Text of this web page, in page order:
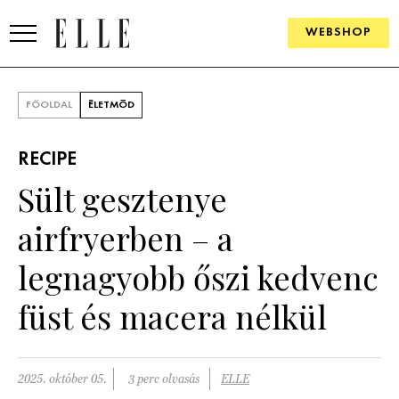
WEBSHOP
SZÉPSÉG
PSZICHÉ
PÁRKAPCSOLAT
FŐOLDAL ÉLETMÓD
RECIPE
Sült gesztenye
airfryerben – a
legnagyobb őszi kedvenc
füst és macera nélkül
2025. október 05. 3 perc olvasás ELLE